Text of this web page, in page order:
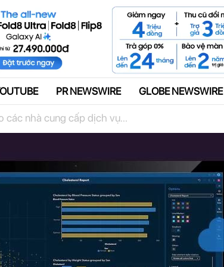
Quảng cáo
PR NEWSWIRE GLOBE NEWSWIRE
các nhà cung cấp dịch vụ...